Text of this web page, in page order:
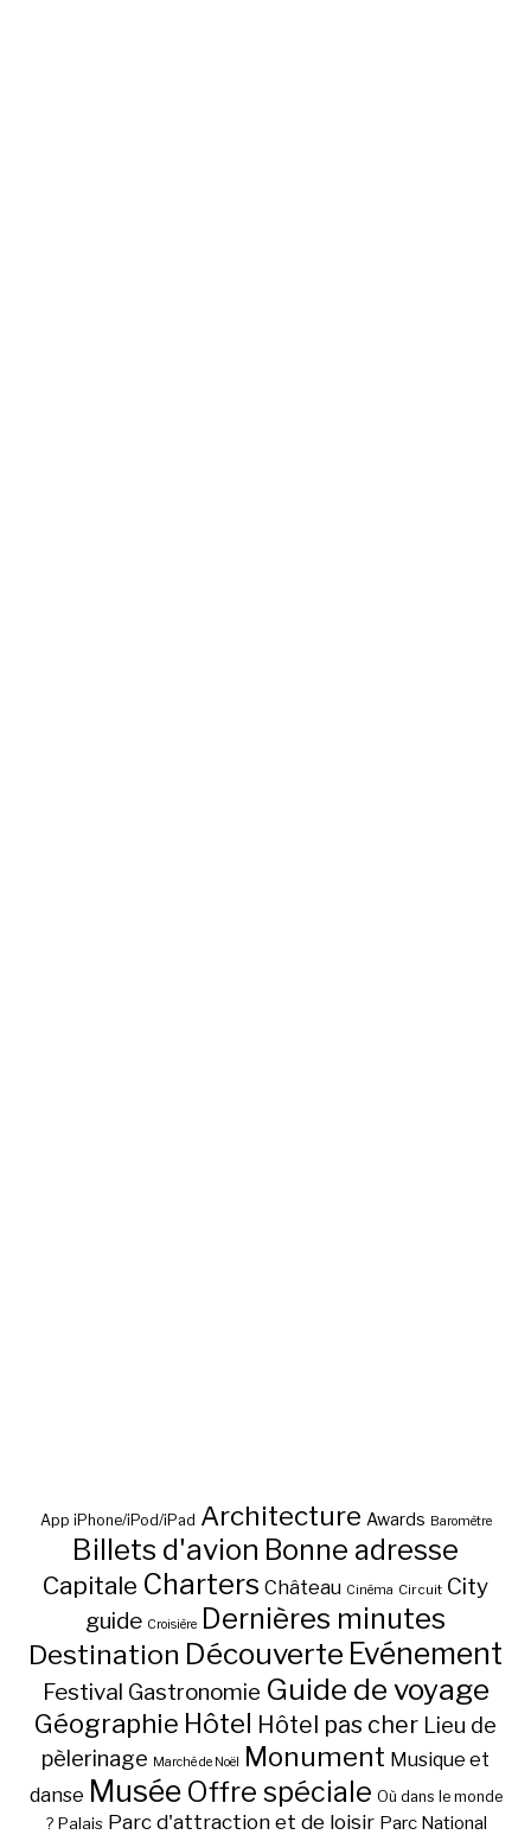
App iPhone/iPod/iPad Architecture Awards Baromètre
Billets d'avion Bonne adresse
Capitale Charters Château Cinéma Circuit City
guide Croisière Dernières minutes
Destination Découverte Evénement
Festival Gastronomie Guide de voyage
Géographie Hôtel Hôtel pas cher Lieu de
pèlerinage Marché de Noël Monument Musique et
danse Musée Offre spéciale Où dans le monde
? Palais Parc d'attraction et de loisir Parc National